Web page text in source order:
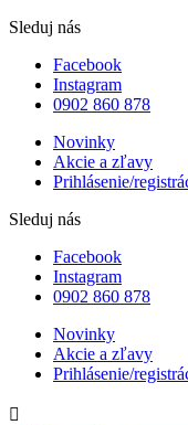
Sleduj nás
Facebook
Instagram
0902 860 878
Novinky
Akcie a zľavy
Prihlásenie/
Sleduj nás
Facebook
Instagram
0902 860 878
Novinky
Akcie a zľavy
Prihlásenie/
